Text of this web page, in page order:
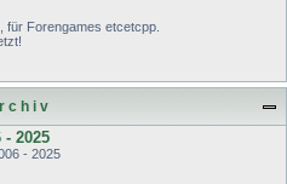
für Forengames etcetcpp.
c h i v
- 2025
- 2025